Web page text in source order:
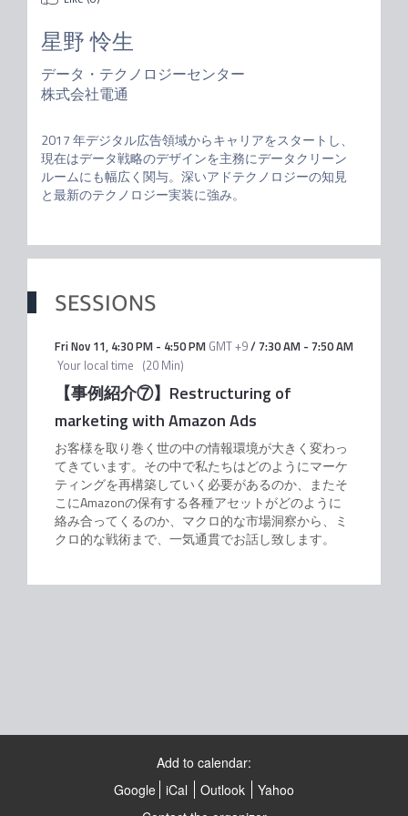
星野 怜生
データ・テクノロジーセンター
株式会社電通
2017 年デジタル広告領域からキャリアをスタートし、
現在はデータ戦略のデザインを主務にデータクリーン
ルームにも幅広く関与。深いアドテクノロジーの知見
と最新のテクノロジー実装に強み。
SESSIONS
Fri Nov 11, 4:30 PM- 4:50 PM GMT +9/7:30 AM- 7:50 AM
Your local time (20 Min)
【事例紹介⑦】Restructuring of
marketing with Amazon Ads
お客様を取り巻く世の中の情報環境が大きく変わっ
てきています。その中で私たちはどのようにマーケ
ティングを再構築していく必要があるのか、またそ
こにAmazonの保有する各種アセットがどのように
絡み合ってくるのか、マクロ的な市場洞察から、ミ
クロ的な戦術まで、一気通貫でお話し致します。
Add to calendar:
Google iCal Outlook
Yahoo